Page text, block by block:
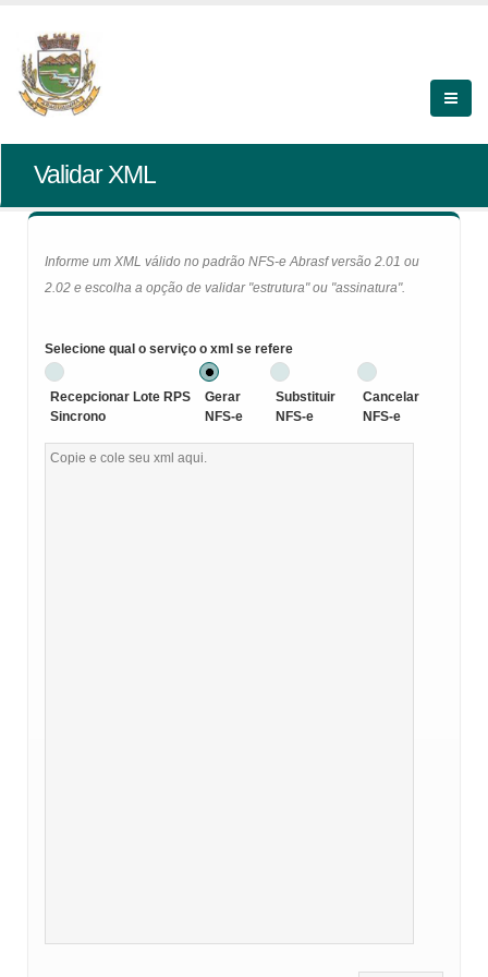
Validar XML
Informe um XML válido no padrão NFS-e Abrasf versão 2.01 ou
2.02 e escolha a opção de validar "estrutura" ou "assinatura".
Selecione qual o serviço o xml se refere
Recepcionar Lote RPS
Sincrono
Gerar
NFS-e
Substituir
NFS-e
Cancelar
NFS-e